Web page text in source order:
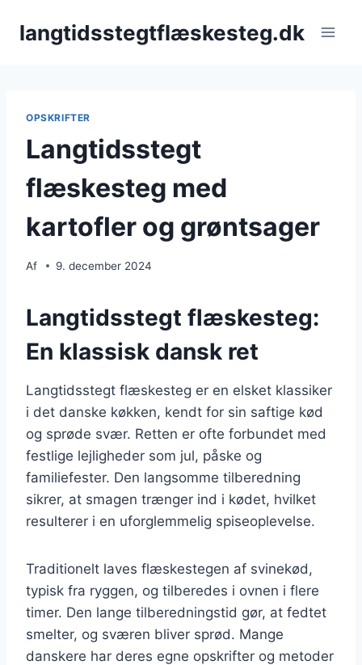
langtidsstegtflæskesteg.dk
OPSKRIFTER
Langtidsstegt
flæskesteg med
kartofler og grøntsager
Af 9. december 2024
Langtidsstegt flæskesteg:
En klassisk dansk ret
Langtidsstegt flæskesteg er en elsket klassiker
i det danske køkken, kendt for sin saftige kød
og sprøde svær. Retten er ofte forbundet med
festlige lejligheder som jul, påske og
familiefester. Den langsomme tilberedning
sikrer, at smagen trænger ind i kødet, hvilket
resulterer i en uforglemmelig spiseoplevelse.
Traditionelt laves flæskestegen af svinekød,
typisk fra ryggen, og tilberedes i ovnen i flere
timer. Den lange tilberedningstid gør, at fedtet
smelter, og sværen bliver sprød. Mange
danskere har deres egne opskrifter og metoder